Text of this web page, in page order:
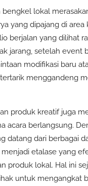
bengkel lokal
yang dipajang di area
berjalan yang dilihat
jarang, setelah event
modifikasi baru
menggandeng
produk kreatif juga
acara berlangsung.
datang dari berbagai
menjadi etalase yang
produk lokal. Hal ini
untuk mengangkat